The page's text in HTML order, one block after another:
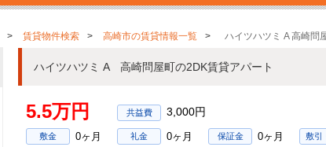
賃貸物件検索 高崎市の賃貸情報一覧 ハイツハツミ A 高崎問
ハイツハツミ A 高崎問屋町の2DK賃貸アパート
5.5万円 3,000円
敷金 0ヶ月 礼金 0ヶ月 保証金 0ヶ月 敷引